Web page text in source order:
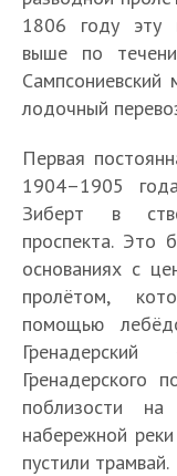
1806 году эту
выше по
Сампсониевский
лодочный
Первая
1904–1905
Зиберт в
проспекта. Это
основаниях с
пролётом,
помощью
Гренадерского
поблизости
набережной
пустили трамвай.